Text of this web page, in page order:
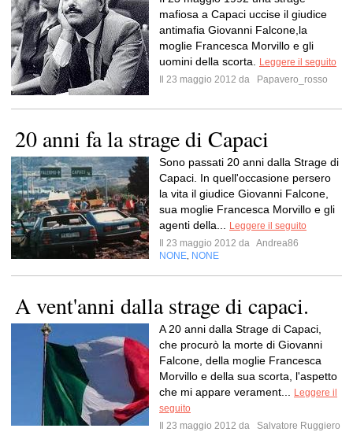
mafiosa a Capaci uccise il giudice
antimafia Giovanni Falcone,la
moglie Francesca Morvillo e gli
uomini della scorta.
Leggere il seguito
Il 23 maggio 2012 da
Papavero_rosso
20 anni fa la strage di Capaci
Sono passati 20 anni dalla Strage di
Capaci. In quell'occasione persero
la vita il giudice Giovanni Falcone,
sua moglie Francesca Morvillo e gli
agenti della...
Leggere il seguito
Il 23 maggio 2012 da Andrea86
NONE NONE
A vent'anni dalla strage di capaci.
A 20 anni dalla Strage di Capaci,
che procurò la morte di Giovanni
Falcone, della moglie Francesca
Morvillo e della sua scorta, l'aspetto
che mi appare verament...
Leggere il
seguito
Il 23 maggio 2012 da
Salvatore Ruggiero